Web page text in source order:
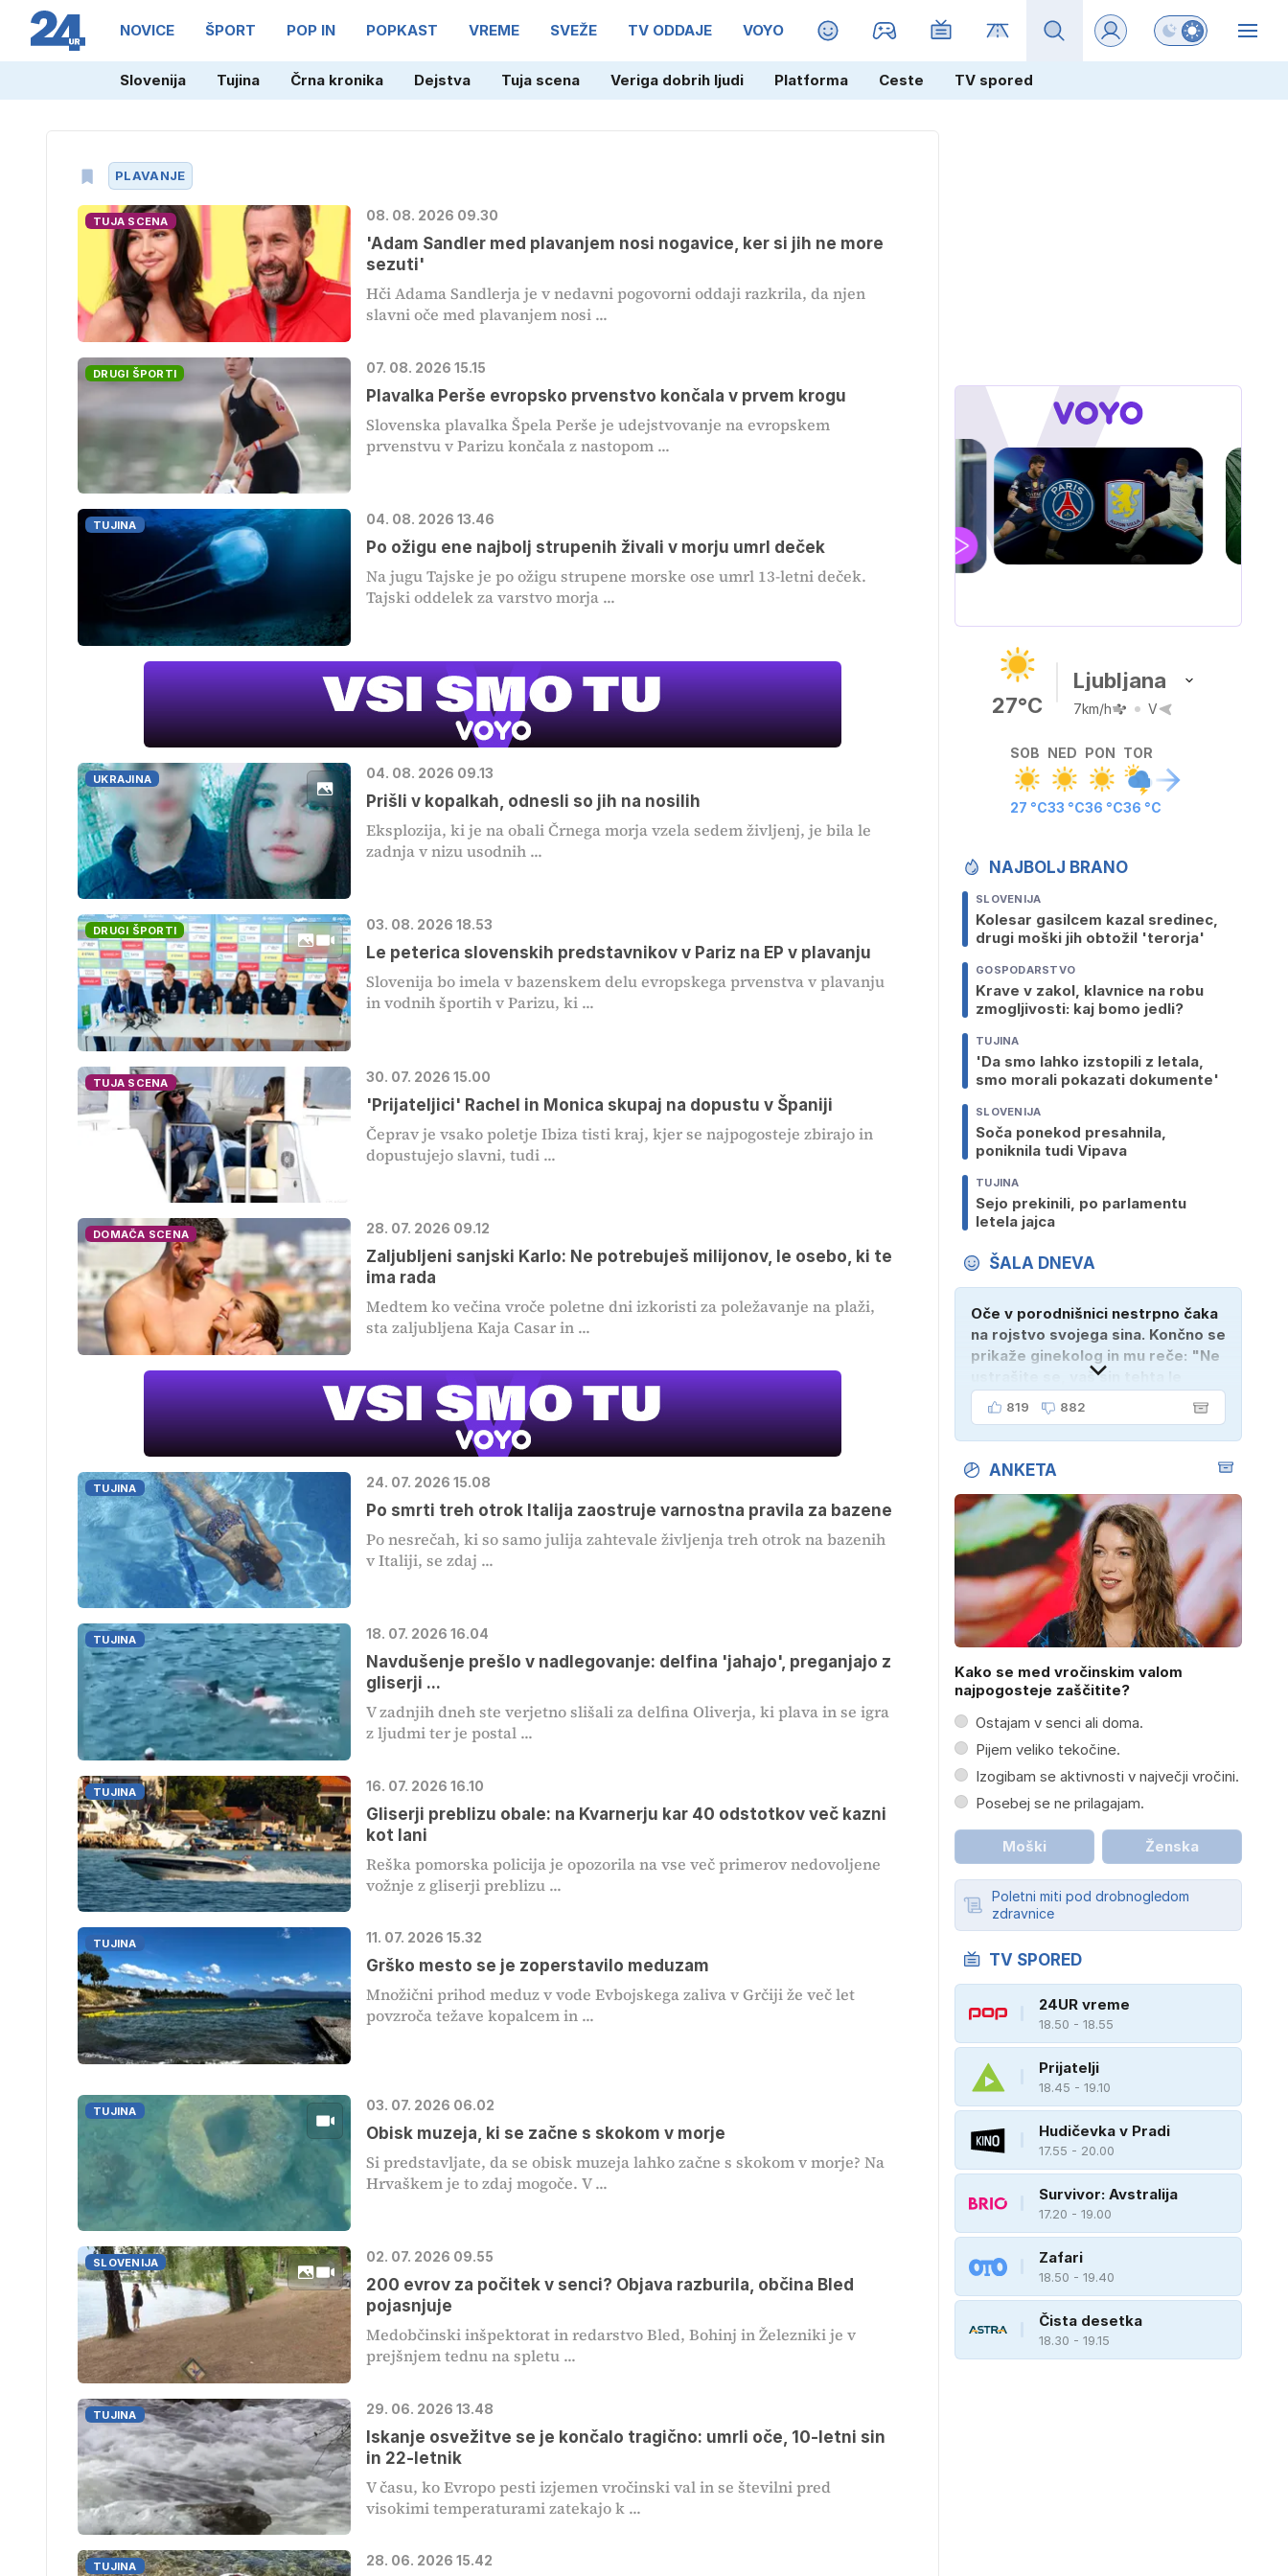
NOVICE ŠPORT POP IN POPKAST VREME SVEŽE TV ODDAJE VOYO MAGAZIN Preklopi barvni
Slovenija Tujina Črna kronika Dejstva Tuja scena Veriga dobrih ljudi Platforma Ceste TV spored
PLAVANJE
TUJA SCENA 08. 08. 2026 09.30
'Adam Sandler med plavanjem nosi nogavice, ker si jih ne more
sezuti'
Hči Adama Sandlerja je v nedavni pogovorni oddaji razkrila, da njen
slavni oče med plavanjem nosi ...
DRUGI ŠPORTI 07. 08. 2026 15.15
Plavalka Perše evropsko prvenstvo končala v prvem krogu
Slovenska plavalka Špela Perše je udejstvovanje na evropskem
prvenstvu v Parizu končala z nastopom ...
TUJINA 04. 08. 2026 13.46
Po ožigu ene najbolj strupenih živali v morju umrl deček
Na jugu Tajske je po ožigu strupene morske ose umrl 13-letni deček.
Tajski oddelek za varstvo morja ...
UKRAJINA 04. 08. 2026 09.13
Prišli v kopalkah, odnesli so jih na nosilih
Eksplozija, ki je na obali Črnega morja vzela sedem življenj, je bila le
zadnja v nizu usodnih ...
DRUGI ŠPORTI 03. 08. 2026 18.53
Le peterica slovenskih predstavnikov v Pariz na EP v plavanju
Slovenija bo imela v bazenskem delu evropskega prvenstva v plavanju
in vodnih športih v Parizu, ki ...
TUJA SCENA 30. 07. 2026 15.00
'Prijateljici' Rachel in Monica skupaj na dopustu v Španiji
Čeprav je vsako poletje Ibiza tisti kraj, kjer se najpogosteje zbirajo in
dopustujejo slavni, tudi ...
DOMAČA SCENA 28. 07. 2026 09.12
Zaljubljeni sanjski Karlo: Ne potrebuješ milijonov, le osebo, ki te
ima rada
Medtem ko večina vroče poletne dni izkoristi za poležavanje na plaži,
sta zaljubljena Kaja Casar in ...
TUJINA 24. 07. 2026 15.08
Po smrti treh otrok Italija zaostruje varnostna pravila za bazene
Po nesrečah, ki so samo julija zahtevale življenja treh otrok na bazenih
v Italiji, se zdaj ...
TUJINA 18. 07. 2026 16.04
Navdušenje prešlo v nadlegovanje: delfina 'jahajo', preganjajo z
gliserji ...
V zadnjih dneh ste verjetno slišali za delfina Oliverja, ki plava in se igra
z ljudmi ter je postal ...
TUJINA 16. 07. 2026 16.10
Gliserji preblizu obale: na Kvarnerju kar 40 odstotkov več kazni
kot lani
Reška pomorska policija je opozorila na vse več primerov nedovoljene
vožnje z gliserji preblizu ...
TUJINA 11. 07. 2026 15.32
Grško mesto se je zoperstavilo meduzam
Množični prihod meduz v vode Evbojskega zaliva v Grčiji že več let
povzroča težave kopalcem in ...
TUJINA 03. 07. 2026 06.02
Obisk muzeja, ki se začne s skokom v morje
Si predstavljate, da se obisk muzeja lahko začne s skokom v morje? Na
Hrvaškem je to zdaj mogoče. V ...
SLOVENIJA 02. 07. 2026 09.55
200 evrov za počitek v senci? Objava razburila, občina Bled
pojasnjuje
Medobčinski inšpektorat in redarstvo Bled, Bohinj in Železniki je v
prejšnjem tednu na spletu ...
TUJINA 29. 06. 2026 13.48
Iskanje osvežitve se je končalo tragično: umrli oče, 10-letni sin
in 22-letnik
V času, ko Evropo pesti izjemen vročinski val in se številni pred
visokimi temperaturami zatekajo k ...
TUJINA 28. 06. 2026 15.42
UEFA
SUPERPOKAL
27°C
Ljubljana
7km/h V
SOB
27 °C
NED
33 °C
PON
36 °C
TOR
36 °C
NAJBOLJ BRANO
SLOVENIJA
Kolesar gasilcem kazal sredinec,
drugi moški jih obtožil 'terorja'
GOSPODARSTVO
Krave v zakol, klavnice na robu
zmogljivosti: kaj bomo jedli?
TUJINA
'Da smo lahko izstopili z letala,
smo morali pokazati dokumente'
SLOVENIJA
Soča ponekod presahnila,
poniknila tudi Vipava
TUJINA
Sejo prekinili, po parlamentu
letela jajca
ŠALA DNEVA
Oče v porodnišnici nestrpno čaka
na rojstvo svojega sina. Končno se
prikaže ginekolog in mu reče: "Ne
ustrašite se, vaš sin tehta le
dober kilogram!" "Nič čudnega,
gospod doktor, saj se z ženo
poznava šele tri mesece."
819 882
ANKETA
Kako se med vročinskim valom
najpogosteje zaščitite?
Ostajam v senci ali doma.
Pijem veliko tekočine.
Izogibam se aktivnosti v največji vročini.
Posebej se ne prilagajam.
Moški Ženska
Poletni miti pod drobnogledom
zdravnice
TV SPORED
24UR vreme
18.50 - 18.55
Prijatelji
18.45 - 19.10
Hudičevka v Pradi
17.55 - 20.00
Survivor: Avstralija
17.20 - 19.00
Zafari
18.50 - 19.40
Čista desetka
18.30 - 19.15